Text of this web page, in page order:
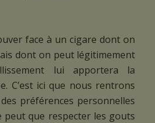
face à un cigare dont on
dont on peut légitimement
lui apportera la
C’est ici que nous rentrons
préférences personnelles
peut que respecter les gouts